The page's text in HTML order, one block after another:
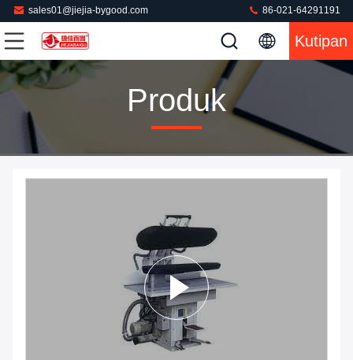
sales01@jiejia-bygood.com 86-021-64291191
Kutipan
Produk